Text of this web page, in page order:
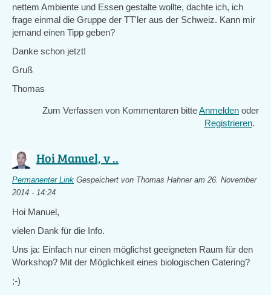
nettem Ambiente und Essen gestalte wollte, dachte ich, ich
frage einmal die Gruppe der TT'ler aus der Schweiz. Kann mir
jemand einen Tipp geben?
Danke schon jetzt!
Gruß
Thomas
Zum Verfassen von Kommentaren bitteAnmelden oder
Registrieren.
Hoi Manuel, v ..
Permanenter Link Gespeichert von Thomas Hahneram 26. November
2014 - 14:24
Hoi Manuel,
vielen Dank für die Info.
Uns ja: Einfach nur einen möglichst geeigneten Raum für den
Workshop? Mit der Möglichkeit eines biologischen Catering?
;-)